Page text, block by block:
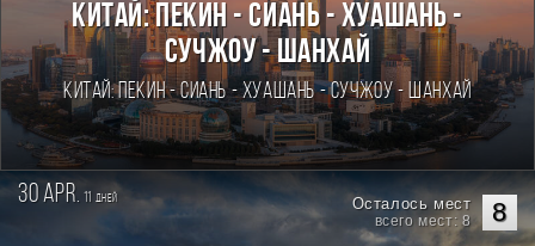
Китай: Пекин - Сиань - Хуашань -
Сучжоу - Шанхай
Китай: Пекин - Сиань - Хуашань - Сучжоу - Шанхай
30 apr. 11 дней 8
Осталось мест
всего мест: 8